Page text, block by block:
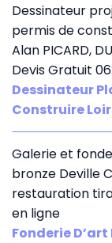
Dessinateur
permis de
Alan PICARD,
Devis Gratuit
Dessinateur
Construire
Galerie et
bronze Deville
restauration
en ligne
Fonderie